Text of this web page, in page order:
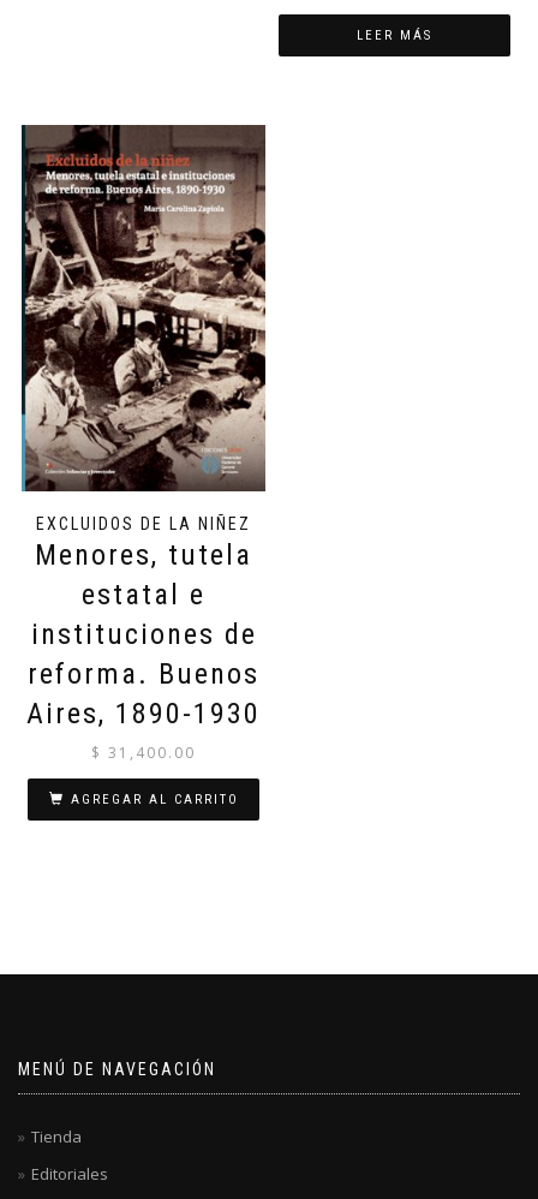
LEER MÁS
EXCLUIDOS DE LA NIÑEZ
Menores, tutela
estatal e
instituciones de
reforma. Buenos
Aires, 1890-1930
$ 31,400.00
AGREGAR AL CARRITO
MENÚ DE NAVEGACIÓN
Tienda
Editoriales